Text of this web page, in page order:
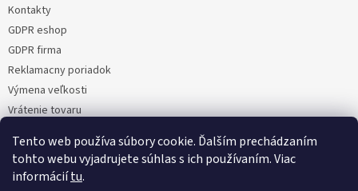
Tento web používa súbory cookie. Ďalším prechádzaním
tohto webu vyjadrujete súhlas s ich používaním. Viac
informáciítu.
Kontakty
GDPR eshop
GDPR firma
Reklamacny poriadok
Výmena veľkosti
Vrátenie tovaru
Moja objednávka